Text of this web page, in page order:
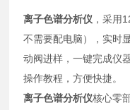
离子色谱分析仪 ，采用
不需要配电脑），实时
动阀进样，一键完成仪
操作教程，方便快捷。
离子色谱分析仪核心零